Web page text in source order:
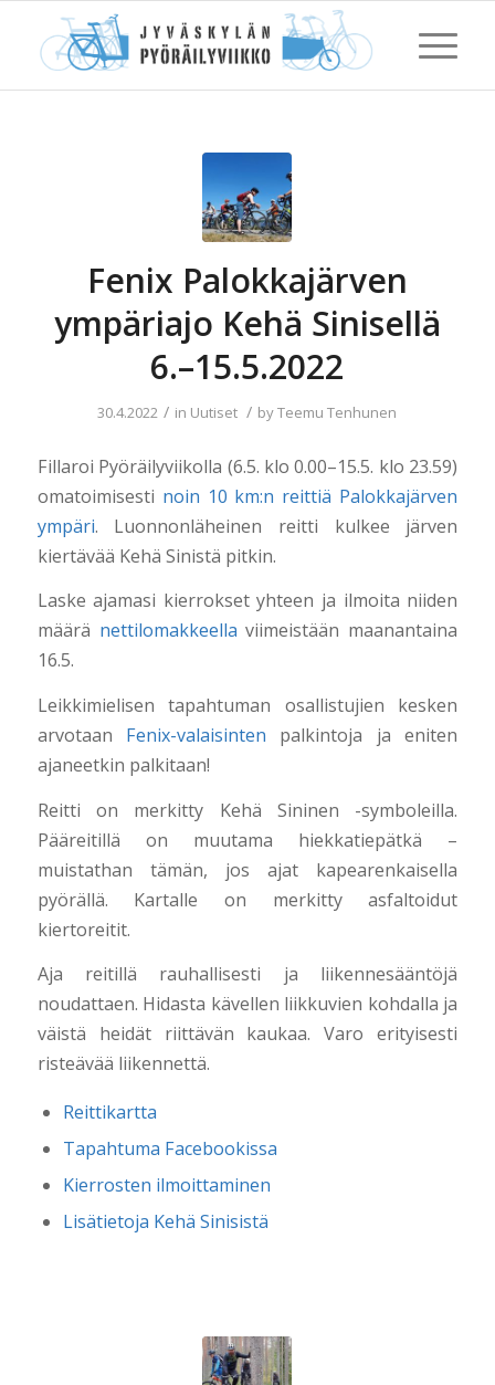
Fenix Palokkajärven
ympäriajo Kehä Sinisellä
6.–15.5.2022
30.4.2022 / in Uutiset / byTeemu Tenhunen
Fillaroi Pyöräilyviikolla (6.5. klo 0.00–15.5. klo 23.59)
omatoimisesti noin 10 km:n reittiä Palokkajärven
ympäri. Luonnonläheinen reitti kulkee järven
kiertävää Kehä Sinistä pitkin.
Laske ajamasi kierrokset yhteen ja ilmoita niiden
määrä nettilomakkeella viimeistään maanantaina
16.5.
Leikkimielisen tapahtuman osallistujien kesken
arvotaan Fenix-valaisinten palkintoja ja eniten
ajaneetkin palkitaan!
Reitti on merkitty Kehä Sininen -symboleilla.
Pääreitillä on muutama hiekkatiepätkä –
muistathan tämän, jos ajat kapearenkaisella
pyörällä. Kartalle on merkitty asfaltoidut
kiertoreitit.
Aja reitillä rauhallisesti ja liikennesääntöjä
noudattaen. Hidasta kävellen liikkuvien kohdalla ja
väistä heidät riittävän kaukaa. Varo erityisesti
risteävää liikennettä.
Reittikartta
Tapahtuma Facebookissa
Kierrosten ilmoittaminen
Lisätietoja Kehä Sinisistä